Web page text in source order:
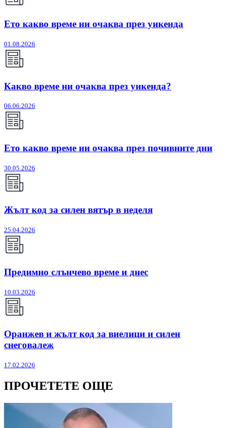
Ето какво време ни очаква през уикенда
01.08.2026
Какво време ни очаква през уикенда?
06.06.2026
Ето какво време ни очаква през почивните дни
30.05.2026
Жълт код за силен вятър в неделя
25.04.2026
Предимно слънчево време и днес
10.03.2026
Оранжев и жълт код за виелици и силен
снеговалеж
17.02.2026
ПРОЧЕТЕТЕ ОЩЕ